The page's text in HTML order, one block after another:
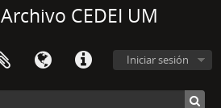
Archivo CEDEI UM
Iniciar sesión